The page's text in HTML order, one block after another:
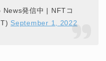
発信中 | NFTコ
September 1, 2022